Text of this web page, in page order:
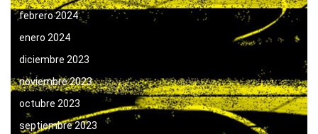
febrero 2024
enero 2024
diciembre 2023
noviembre 2023
octubre 2023
septiembre 2023